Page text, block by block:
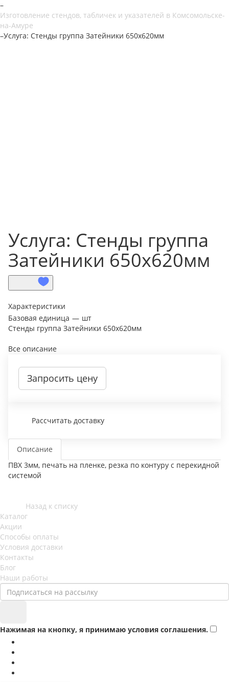
–
Изготовление стендов, табличек и указателей в Комсомольске-
на-Амуре
–Услуга: Стенды группа Затейники 650х620мм
Услуга: Стенды группа
Затейники 650х620мм
Характеристики
Базовая единица — шт
Стенды группа Затейники 650х620мм
Все описание
Запросить цену
Рассчитать доставку
Описание
ПВХ 3мм, печать на пленке, резка по контуру с перекидной
системой
Назад к списку
Каталог
Акции
Способы оплаты
Условия доставки
Контакты
Блог
Наши работы
Нажимая на кнопку, я принимаю условия соглашения.